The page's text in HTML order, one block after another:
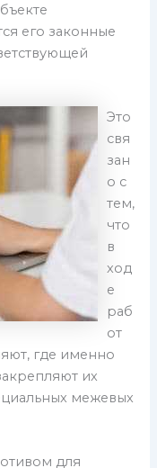
его законные
Это
свя
зан
о с
тем,
что
в
ход
е
раб
от
где именно
их
межевых
для